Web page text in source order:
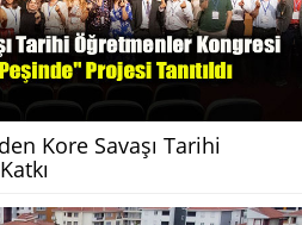
Kore Savaşı Tarihi